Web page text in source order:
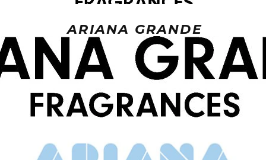
ARIANA GRANDE